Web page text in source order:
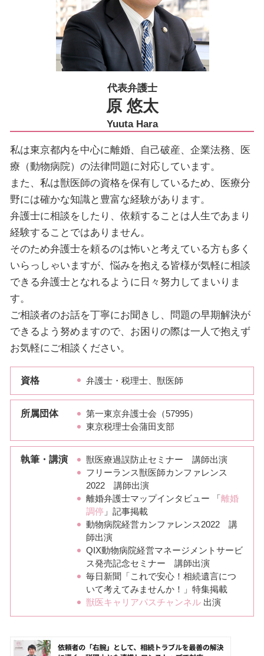
代表弁護士
原 悠太
Yuuta Hara
私は東京都内を中心に離婚、自己破産、企業法務、医
療（動物病院）の法律問題に対応しています。
また、私は獣医師の資格を保有しているため、医療分
野には確かな知識と豊富な経験があります。
弁護士に相談をしたり、依頼することは人生であまり
経験することではありません。
そのため弁護士を頼るのは怖いと考えている方も多く
いらっしゃいますが、悩みを抱える皆様が気軽に相談
できる弁護士となれるように日々努力してまいりま
す。
ご相談者のお話を丁寧にお聞きし、問題の早期解決が
できるよう努めますので、お困りの際は一人で抱えず
お気軽にご相談ください。
資格 弁護士・税理士、獣医師
所属団体
第一東京弁護士会（57995）
東京税理士会蒲田支部
執筆・講演
獣医療過誤防止セミナー 講師出演
フリーランス獣医師カンファレンス
2022 講師出演
離婚弁護士マップインタビュー 「 離婚
調停 」記事掲載
動物病院経営カンファレンス2022 講
師出演
QIX動物病院経営マネージメントサービ
ス発売記念セミナー 講師出演
毎日新聞「これで安心！相続遺言につ
いて考えてみませんか！」特集掲載
獣医キャリアパスチャンネル出演